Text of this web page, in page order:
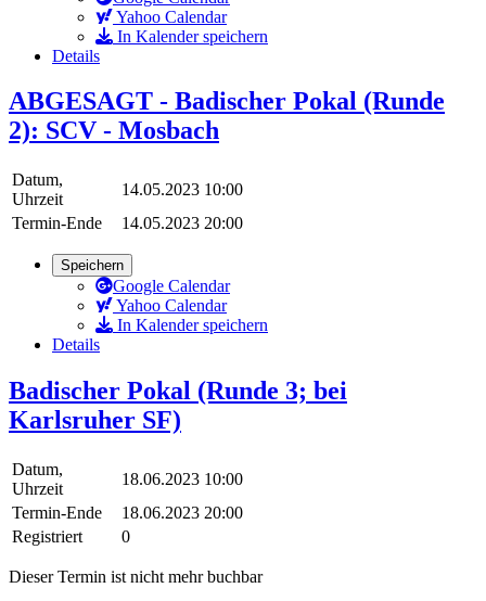
Yahoo Calendar
In Kalender speichern
Details
ABGESAGT - Badischer Pokal (Runde
2): SCV - Mosbach
Datum,
Uhrzeit
14.05.2023 10:00
Termin-Ende
14.05.2023 20:00
Speichern
Google Calendar
Yahoo Calendar
In Kalender speichern
Details
Badischer Pokal (Runde 3; bei
Karlsruher SF)
Datum,
Uhrzeit
18.06.2023 10:00
Termin-Ende
18.06.2023 20:00
Registriert
0
Dieser Termin ist nicht mehr buchbar